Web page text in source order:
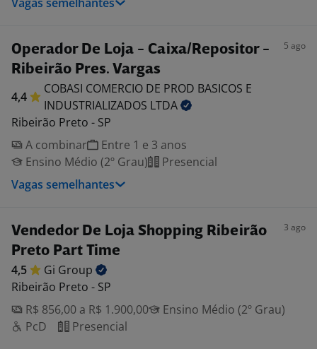
Operador De Loja - Caixa/Repositor -
Ribeirão Pres. Vargas
5 ago
4,4
COBASI COMERCIO DE PROD BASICOS E
INDUSTRIALIZADOS LTDA
Ribeirão Preto - SP
A combinar
Entre 1 e 3 anos
Ensino Médio (2º Grau)
Presencial
Vagas semelhantes
Vendedor De Loja Shopping Ribeirão
Preto Part Time
3 ago
4,5 Gi Group
Ribeirão Preto - SP
R$ 856,00 a R$ 1.900,00
Ensino Médio (2º Grau)
PcD
Presencial